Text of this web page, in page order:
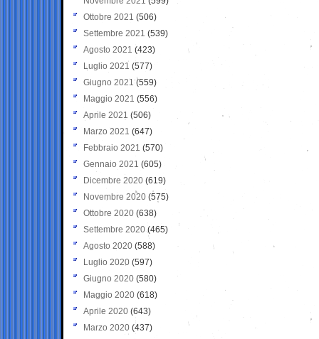
Ottobre 2021 (506)
Settembre 2021 (539)
Agosto 2021 (423)
Luglio 2021 (577)
Giugno 2021(559)
Maggio 2021 (556)
Aprile 2021 (506)
Marzo 2021 (647)
Febbraio 2021 (570)
Gennaio 2021 (605)
Dicembre 2020 (619)
Novembre 2020 (575)
Ottobre 2020 (638)
Settembre 2020(465)
Agosto 2020 (588)
Luglio 2020 (597)
Giugno 2020 (580)
Maggio 2020 (618)
Aprile 2020 (643)
Marzo 2020 (437)